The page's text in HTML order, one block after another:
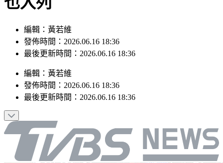
發佈時間：2026.06.16 18:36
最後更新時間：2026.06.16 18:36
發佈時間：2026.06.16 18:36
最後更新時間：2026.06.16 18:36